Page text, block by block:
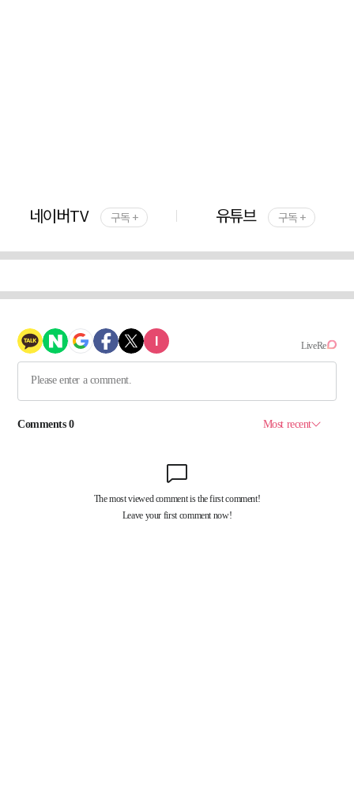
네이버TV 구독 + 유튜브 구독 +